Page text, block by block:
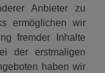
Anbieter zu
ermöglichen wir
fremder Inhalte
der erstmaligen
haben wir